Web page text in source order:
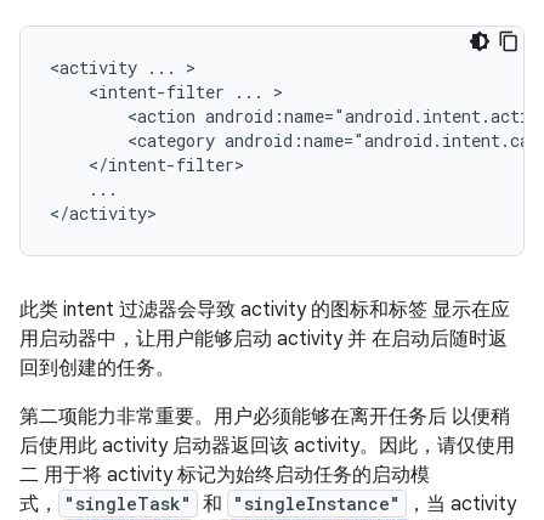
<activity ...
<intent-filter
...
<action
<category
...
此类 intent 过滤器会导致 activity 的图标和标签 显示在应
用启动器中，让用户能够启动 activity 并 在启动后随时返
回到创建的任务。
第二项能力非常重要。用户必须能够在离开任务后 以便稍
后使用此 activity 启动器返回该 activity。因此，请仅使用
二 用于将 activity 标记为始终启动任务的启动模
式，
"singleTask" 和 "singleInstance"
，当 activity